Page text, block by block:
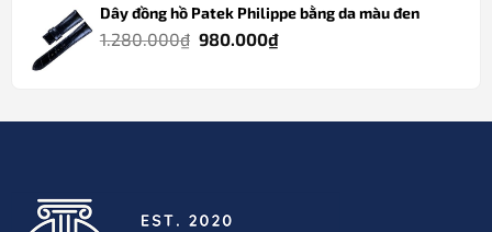
là:
1.280.000₫.
tại
là:
Dây đồng hồ Patek Philippe bằng da màu đen
1.280.000₫ Giá
1.280.000₫.
980.000₫Giá
là: